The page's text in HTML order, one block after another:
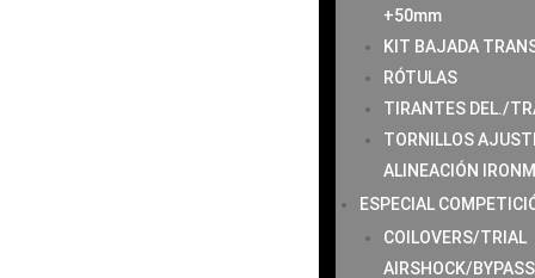
+50mm
KIT BAJADA
RÓTULAS
TIRANTES DEL./
TORNILLOS
ALINEACIÓN
ESPECIAL
COILOVERS/TRIAL
AIRSHOCK/